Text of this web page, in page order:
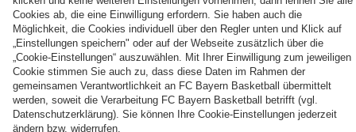
Autogrammkarten
FCB
Frauen
Alle
Videos
der
Frauenteams
des
FC
Entdecke
deinen
persönlichen
Fanbereich
PARTNER